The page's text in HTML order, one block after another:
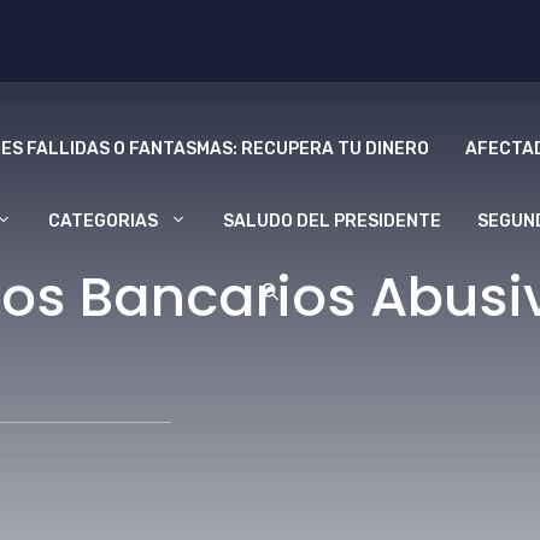
FALLIDAS O FANTASMAS: RECUPERA TU DINERO
CATEGORIAS SALUDO DEL PRESIDENTE
Bancarios